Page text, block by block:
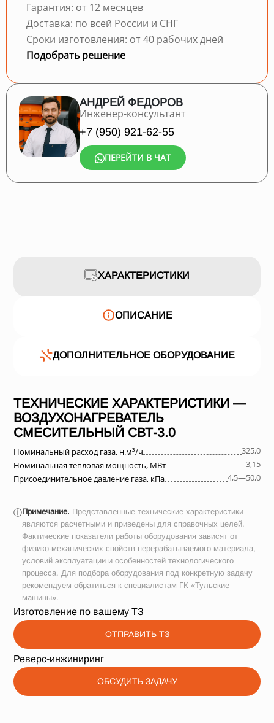
Гарантия: от 12 месяцев
Доставка: по всей России и СНГ
Сроки изготовления: от 40 рабочих дней
Подобрать решение
АНДРЕЙ ФЕДОРОВ
Инженер-консультант
+7 (950) 921-62-55
ПЕРЕЙТИ В ЧАТ
ХАРАКТЕРИСТИКИ
ОПИСАНИЕ
ДОПОЛНИТЕЛЬНОЕ ОБОРУДОВАНИЕ
ТЕХНИЧЕСКИЕ ХАРАКТЕРИСТИКИ —
ВОЗДУХОНАГРЕВАТЕЛЬ
СМЕСИТЕЛЬНЫЙ СВТ-3.0
Номинальный расход газа, н.м³/ч
325,0
Номинальная тепловая мощность, МВт
3,15
Присоединительное давление газа, кПа
4,5—50,0
ⓘПримечание. Представленные технические характеристики
являются расчетными и приведены для справочных целей.
Фактические показатели работы оборудования зависят от
физико-механических свойств перерабатываемого материала,
условий эксплуатации и особенностей технологического
процесса. Для подбора оборудования под конкретную задачу
рекомендуем обратиться к специалистам ГК «Тульские
машины».
Изготовление по вашему ТЗ
ОТПРАВИТЬ ТЗ
Реверс-инжиниринг
ОБСУДИТЬ ЗАДАЧУ